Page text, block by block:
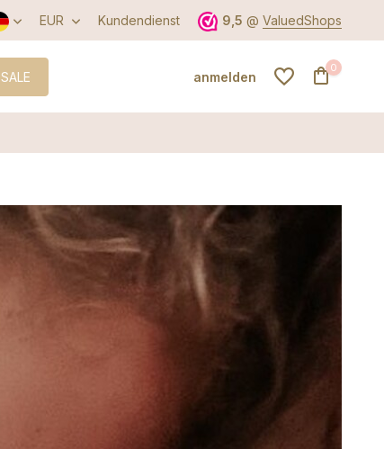
EUR Kundendienst 9,5 @ ValuedShops
SALE anmelden
Benutzerkonto
0